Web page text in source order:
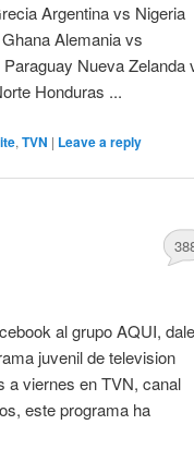
Argentina vs Nigeria
Alemania vs
Nueva Zelanda
Honduras ...
,TVN | Leave a reply
al grupo AQUI, dale
juvenil de television
a viernes en TVN, canal
este programa ha